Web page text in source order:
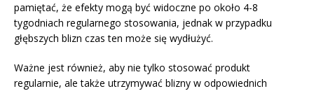
pamiętać, że efekty mogą być widoczne po około 4-8
tygodniach regularnego stosowania, jednak w przypadku
głębszych blizn czas ten może się wydłużyć.
Ważne jest również, aby nie tylko stosować produkt
regularnie, ale także utrzymywać blizny w odpowiednich